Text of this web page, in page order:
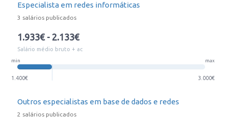
Especialista em redes informáticas
3 salários publicados
1.933€ - 2.133€
Salário médio bruto + ac
min max
1.400€ 3.000€
Outros especialistas em base de dados e redes
2 salários publicados